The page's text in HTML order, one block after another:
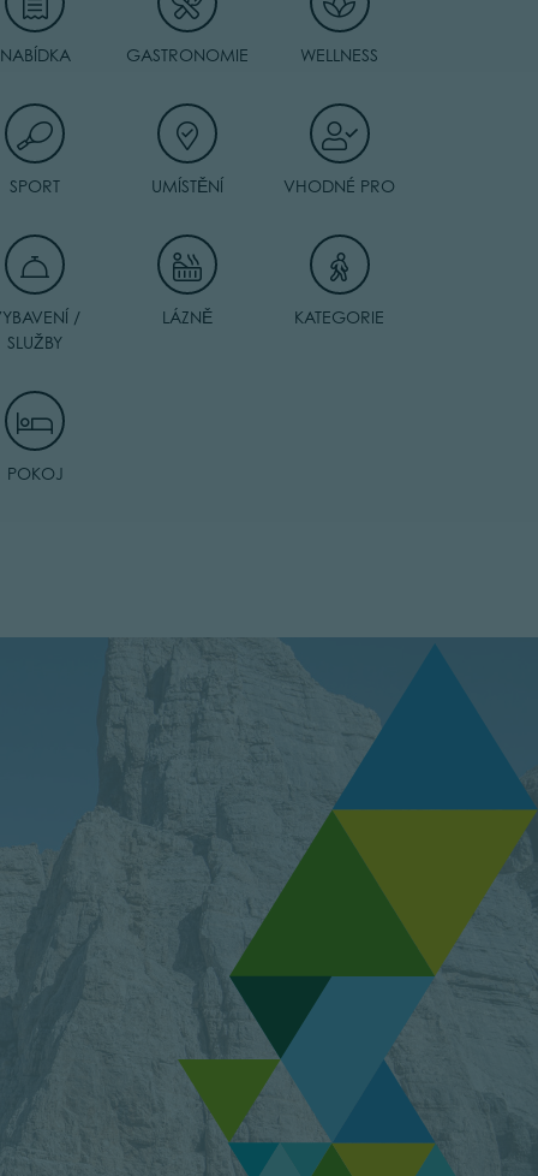
NABÍDKA GASTRONOMIE WELLNESS
SPORT UMÍSTĚNÍ VHODNÉ PRO
/
SLUŽBY
LÁZNĚ KATEGORIE
POKOJ